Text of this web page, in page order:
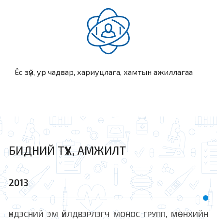
Ёс зүй, ур чадвар, хариуцлага, хамтын ажиллагаа
БИДНИЙ ТҮҮХ, АМЖИЛТ
2013
ҮНДЭСНИЙ ЭМ ҮЙЛДВЭРЛЭГЧ МОНОС ГРУПП, МӨНХИЙН